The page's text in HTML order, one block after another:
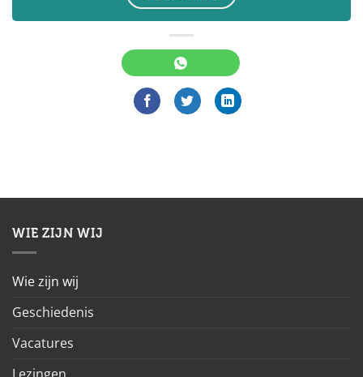
WIE ZIJN WIJ
Wie zijn wij
Geschiedenis
Vacatures